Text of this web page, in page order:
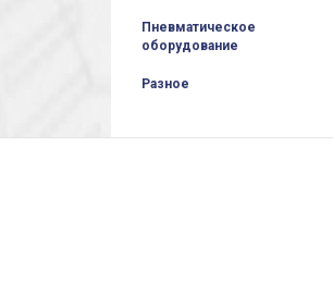
Пневматическое
оборудование
Разное